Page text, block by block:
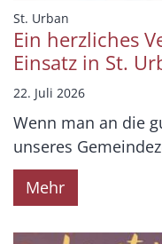
St. Urban
Ein herzliches
Einsatz in St.
22. Juli 2026
Wenn man an die
unseres
Mehr